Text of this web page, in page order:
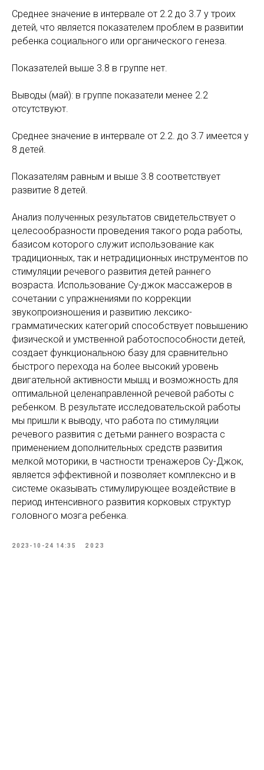
Среднее значение в интервале от 2.2 до 3.7 у троих
детей, что является показателем проблем в развитии
ребенка социального или органического генеза.
Показателей выше 3.8 в группе нет.
Выводы (май): в группе показатели менее 2.2
отсутствуют.
Среднее значение в интервале от 2.2. до 3.7 имеется у
8 детей.
Показателям равным и выше 3.8 соответствует
развитие 8 детей.
Анализ полученных результатов свидетельствует о
целесообразности проведения такого рода работы,
базисом которого служит использование как
традиционных, так и нетрадиционных инструментов по
стимуляции речевого развития детей раннего
возраста. Использование Су-джок массажеров в
сочетании с упражнениями по коррекции
звукопроизношения и развитию лексико-
грамматических категорий способствует повышению
физической и умственной работоспособности детей,
создает функциональною базу для сравнительно
быстрого перехода на более высокий уровень
двигательной активности мышц и возможность для
оптимальной целенаправленной речевой работы с
ребенком. В результате исследовательской работы
мы пришли к выводу, что работа по стимуляции
речевого развития с детьми раннего возраста с
применением дополнительных средств развития
мелкой моторики, в частности тренажеров Су-Джок,
является эффективной и позволяет комплексно и в
системе оказывать стимулирующее воздействие в
период интенсивного развития корковых структур
головного мозга ребенка.
2023-10-24 14:35 2023